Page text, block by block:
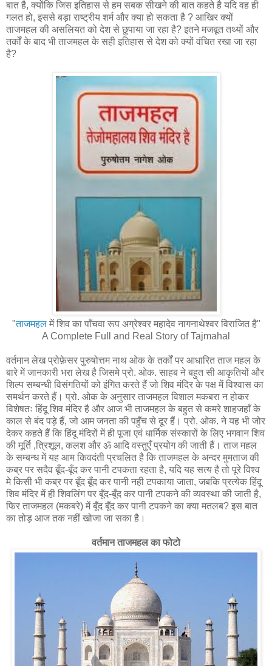
बात है, क्योंकि जिस इतिहास से हम सबक सीखने की बात कहते है यदि वह ही
गलत हो, इससे बड़ा राष्ट्रीय शर्म और क्‍या हो सकता है ? आखिर क्यों
ताजमहल की असलियत को देश से छुपाया जा रहा है? इतने मजबूत तथ्यों और
तर्कों के बाद भी ताजमहल के सही इतिहास से देश को क्यों वंचित रखा जा रहा
है?
"ताजमहलमें शिव का पाँचवा रूप अग्रेश्वर महादेव नागनाथेश्वर विराजित है"
A Complete Full and Real Story of Tajmahal
वर्तमान लेख प्रोफ़ेसर पुरुषोत्तम नाथ ओक के तर्कों पर आधारित ताज महल के
बारे में जानकारी भरा लेख है जिसमे प्रो. ओक. साहब ने बहुत सी आकृतियों और
शिल्प सम्बन्धी विसंगतियों को इंगित करते हैं जो शिव मंदिर के पक्ष में विश्वास का
समर्थन करते हैं। प्रो. ओक के अनुसार ताजमहल विशाल मकबरा न होकर
विशेषतः हिंदू शिव मंदिर है और आज भी ताजमहल के बहुत से कमरे शाहजहाँ के
काल से बंद पड़े हैं, जो आम जनता की पहुँच से दूर हैं। प्रो. ओक. ने यह भी जोर
देकर कहते हैं कि हिंदू मंदिरों में ही पूजा एवं धार्मिक संस्कारों के लिए भगवान शिव
की मूर्ति ,त्रिशूल, कलश और ॐ आदि वस्तुएँ प्रयोग की जाती हैं। ताज महल
के सम्बन्ध में यह आम किवदंती प्रचलित है कि ताजमहल के अन्दर मुमताज की
कब्र पर सदैव बूँद-बूँद कर पानी टपकता रहता है, यदि यह सत्य है तो पूरे विश्व
मे किसी भी कब्र पर बूँद बूँद कर पानी नही टपकाया जाता, जबकि प्रत्येक हिंदू
शिव मंदिर में ही शिवलिंग पर बूँद-बूँद कर पानी टपकने की व्यवस्था की जाती है,
फिर ताजमहल (मकबरे) में बूँद बूँद कर पानी टपकने का क्या मतलब? इस बात
का तोड़ आज तक नहीं खोजा जा सका है।
वर्तमान ताजमहल का फोटो